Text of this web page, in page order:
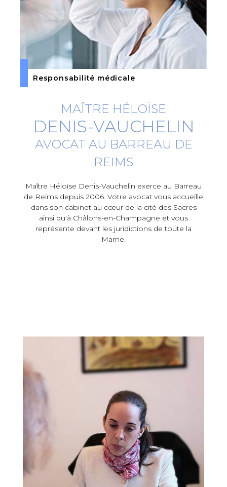
Responsabilité médicale
MAÎTRE HÉLOÏSE
DENIS-VAUCHELIN
AVOCAT AU BARREAU DE
REIMS
Maître Héloïse Denis-Vauchelin exerce au Barreau
de Reims depuis 2006. Votre avocat vous accueille
dans son cabinet au cœur de la cité des Sacres
ainsi qu'à Châlons-en-Champagne et vous
représente devant les juridictions de toute la
Marne.